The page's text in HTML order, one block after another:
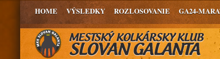
HOME VÝSLEDKY ROZLOSOVANIE GA24-